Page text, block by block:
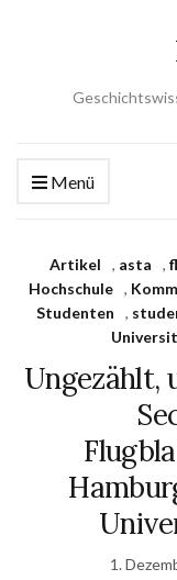
Menü
Artikel , asta ,
Hochschule ,
Studenten
,
Ungezählt,
1.